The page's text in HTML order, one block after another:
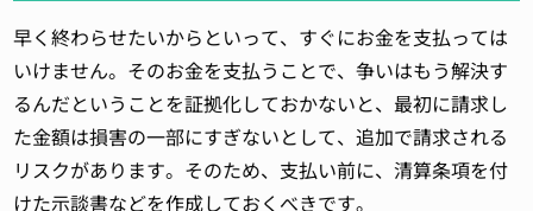
早く終わらせたいからといって、すぐにお金を支払っては
いけません。そのお金を支払うことで、争いはもう解決す
るんだということを証拠化しておかないと、最初に請求し
た金額は損害の一部にすぎないとして、追加で請求される
リスクがあります。そのため、支払い前に、清算条項を付
けた示談書などを作成しておくべきです。